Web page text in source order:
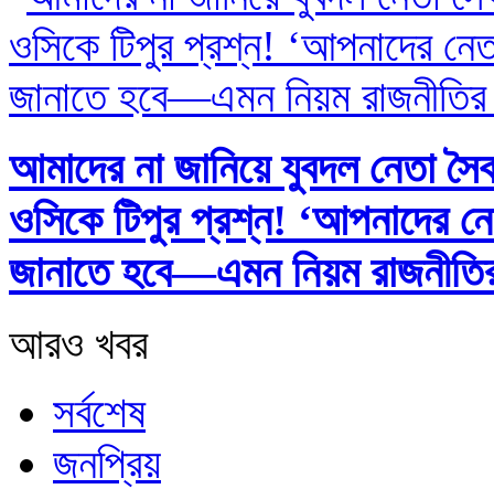
আমাদের না জানিয়ে যুবদল নেতা
ওসিকে টিপুর প্রশ্ন! ‘আপনাদের
জানাতে হবে—এমন নিয়ম
আরও খবর
সর্বশেষ
জনপ্রিয়